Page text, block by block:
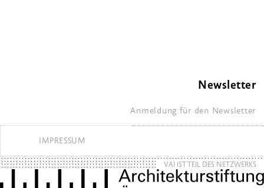
Newsletter
Anmeldung für den Newsletter
IMPRESSUM
VAI IST TEIL DES NETZWERKS